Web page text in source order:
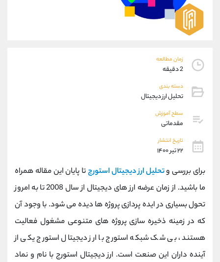
زمان مطالعه
2 دقیقه
دسته بندی
تحلیل ارز دیجیتال
سطح آموزش
مقدماتی
تاریخ انتشار
۲۲ تیر ۱۴۰۰
برای بررسی وتحلیل ارز دیجیتال استورجتا پایان این مقاله همراه
ما باشید. از زمان عرضه ارز های دیجیتال از سال 2008 تا به امروز
تحول بسیاری در ایده پردازی پروژه ها دیده می شود. با وجود آن
که در زمینه ذخیره سازی پروژه های متنوعی مشغول فعالیت
هستند، بی شک شبکه استورج با ارز دیجیتال استورج یکی از
آینده داران این صنعت است. ارز دیجیتال استورج با نام و نماد
واتساپ
تلگرام
پشتیبان فروش
واتساپ
داخلی
اطلاعات تماس (دفتر فروش)
تلفن 021-22021040
بدون پیش شماره 90001030
@alireza.mehrabii
کانال تلگرام
کانال بله @alirezamehrabi_official